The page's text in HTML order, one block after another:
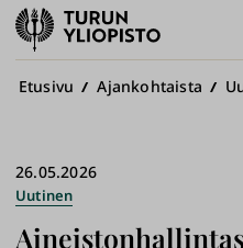
Turun
yliopisto
Murupolku
Etusivu Ajankohtaista
26.05.2026
Uutinen